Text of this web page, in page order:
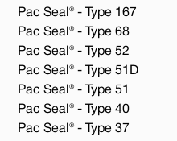
Pac Seal® - Type 167
Pac Seal® - Type 68
Pac Seal® - Type 52
Pac Seal® - Type 51D
Pac Seal® - Type 51
Pac Seal® - Type 40
Pac Seal® - Type 37